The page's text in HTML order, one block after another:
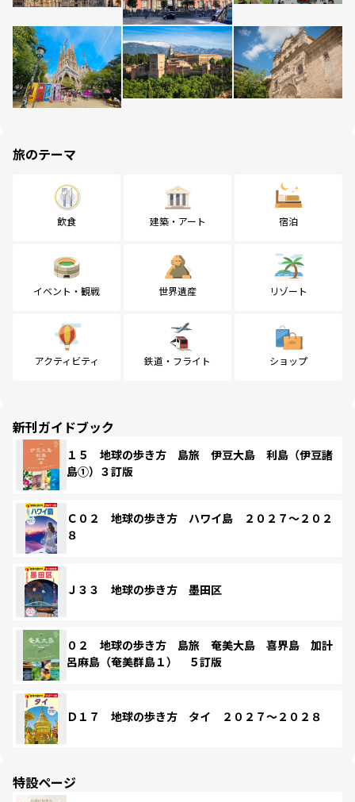
旅のテーマ
飲食 建築・アート 宿泊
イベント・観戦 世界遺産 リゾート
アクティビティ 鉄道・フライト ショップ
新刊ガイドブック
１５ 地球の歩き方 島旅 伊豆大島 利島（伊豆諸
島①）３訂版
Ｃ０２ 地球の歩き方 ハワイ島 ２０２７～２０２
８
Ｊ３３ 地球の歩き方 墨田区
０２ 地球の歩き方 島旅 奄美大島 喜界島 加計
呂麻島（奄美群島１） ５訂版
Ｄ１７ 地球の歩き方 タイ ２０２７～２０２８
特設ページ